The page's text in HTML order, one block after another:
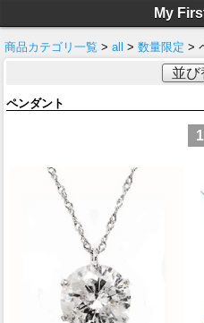
My
商品カテゴリ一覧 > all > 数量限定 >
並び
ペンダント
1